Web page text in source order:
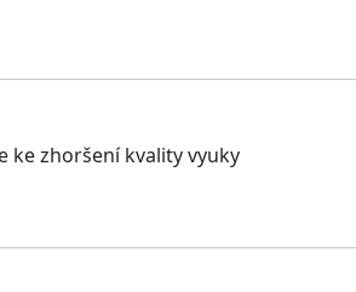
ke zhoršení kvality vyuky